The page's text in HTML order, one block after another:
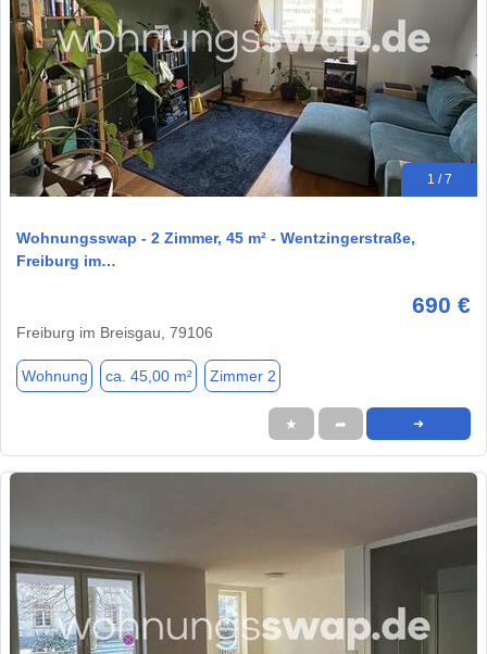
1 / 7
Wohnungsswap - 2 Zimmer, 45 m² - Wentzingerstraße,
Freiburg im…
690 €
Freiburg im Breisgau, 79106
Wohnung ca. 45,00 m² Zimmer 2
★ ➦ ➜